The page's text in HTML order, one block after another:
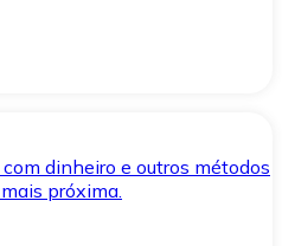
dinheiro e outros métodos
próxima.